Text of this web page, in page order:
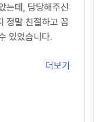
는데, 담당해주신
정말 친절하고 꼼
있었습니다.
황에 맞게 추천
더보기